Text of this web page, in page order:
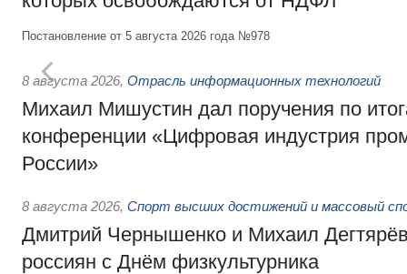
Постановление от 5 августа 2026 года №978
8 августа 2026, Отрасль информационных технологий
Михаил Мишустин дал поручения по
конференции «Цифровая индустрия
России»
8 августа 2026, Спорт высших достижений и массовый
Дмитрий Чернышенко и Михаил
россиян с Днём физкультурника